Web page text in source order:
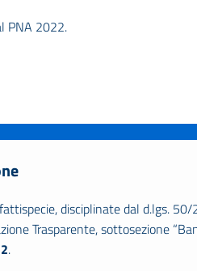
PNA 2022.
disciplinate dal d.lgs.
Trasparente, sottosezione
.